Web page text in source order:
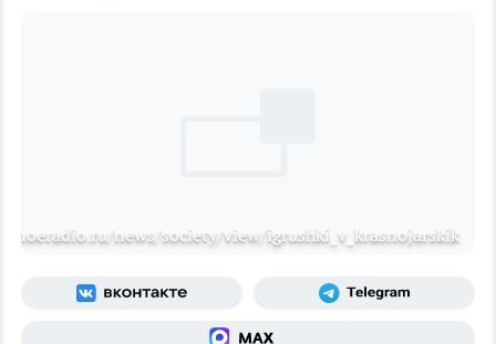
news/society/view/igrushki_v_krasnojarskik